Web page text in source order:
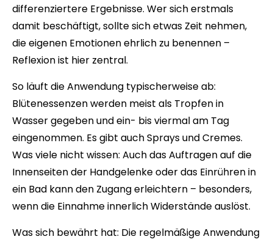
differenziertere Ergebnisse. Wer sich erstmals
damit beschäftigt, sollte sich etwas Zeit nehmen,
die eigenen Emotionen ehrlich zu benennen –
Reflexion ist hier zentral.
So läuft die Anwendung typischerweise ab:
Blütenessenzen werden meist als Tropfen in
Wasser gegeben und ein- bis viermal am Tag
eingenommen. Es gibt auch Sprays und Cremes.
Was viele nicht wissen: Auch das Auftragen auf die
Innenseiten der Handgelenke oder das Einrühren in
ein Bad kann den Zugang erleichtern – besonders,
wenn die Einnahme innerlich Widerstände auslöst.
Was sich bewährt hat: Die regelmäßige Anwendung